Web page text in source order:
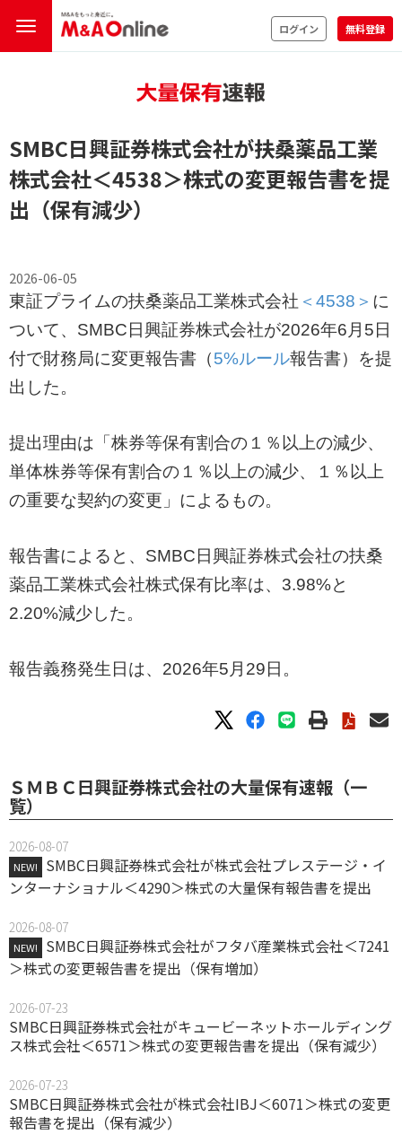
ログイン 無料登録
SMBC日興証券株式会社が扶桑薬品工業
株式会社＜4538＞株式の変更報告書を提
出（保有減少）
2026-06-05
東証プライムの扶桑薬品工業株式会社 ＜4538＞ に
ついて、SMBC日興証券株式会社が2026年6月5日
付で財務局に変更報告書（5%ルール報告書）を提
出した。
提出理由は「株券等保有割合の１％以上の減少、
単体株券等保有割合の１％以上の減少、１％以上
の重要な契約の変更」によるもの。
報告書によると、SMBC日興証券株式会社の扶桑
薬品工業株式会社株式保有比率は、3.98%と
2.20%減少した。
報告義務発生日は、2026年5月29日。
ＳＭＢＣ日興証券株式会社の大量保有速報（一
覧）
2026-08-07
NEW!
SMBC日興証券株式会社が株式会社プレステージ・イ
ンターナショナル＜4290＞株式の大量保有報告書を提出
2026-08-07
NEW!
SMBC日興証券株式会社がフタバ産業株式会社＜7241
＞株式の変更報告書を提出（保有増加）
2026-07-23
SMBC日興証券株式会社がキュービーネットホールディング
ス株式会社＜6571＞株式の変更報告書を提出（保有減少）
2026-07-23
SMBC日興証券株式会社が株式会社IBJ＜6071＞株式の変更
報告書を提出（保有減少）